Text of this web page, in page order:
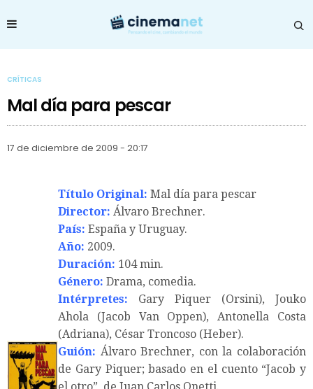
CRÍTICAS
Mal día para pescar
17 de diciembre de 2009 - 20:17
Título Original: Mal día para pescar
Director: Álvaro Brechner.
País: España y Uruguay.
Año: 2009.
Duración: 104 min.
Género: Drama, comedia.
Intérpretes: Gary Piquer (Orsini), Jouko
Ahola (Jacob Van Oppen), Antonella Costa
(Adriana), César Troncoso (Heber).
Guión: Álvaro Brechner, con la colaboración
de Gary Piquer; basado en el cuento “Jacob y